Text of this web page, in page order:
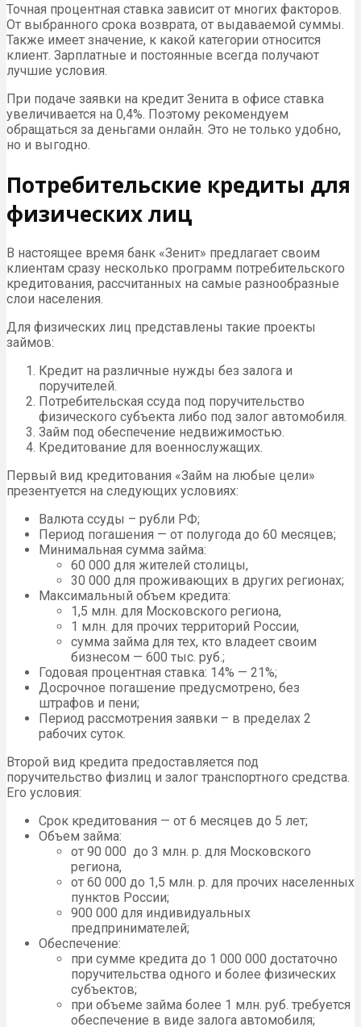
Точная процентная ставка зависит от многих факторов.
От выбранного срока возврата, от выдаваемой суммы.
Также имеет значение, к какой категории относится
клиент. Зарплатные и постоянные всегда получают
лучшие условия.
При подаче заявки на кредит Зенита в офисе ставка
увеличивается на 0,4%. Поэтому рекомендуем
обращаться за деньгами онлайн. Это не только удобно,
но и выгодно.
Потребительские кредиты для
физических лиц
В настоящее время банк «Зенит» предлагает своим
клиентам сразу несколько программ потребительского
кредитования, рассчитанных на самые разнообразные
слои населения.
Для физических лиц представлены такие проекты
займов:
Кредит на различные нужды без залога и
поручителей.
Потребительская ссуда под поручительство
физического субъекта либо под залог автомобиля.
Займ под обеспечение недвижимостью.
Кредитование для военнослужащих.
Первый вид кредитования «Займ на любые цели»
презентуется на следующих условиях:
Валюта ссуды – рубли РФ;
Период погашения — от полугода до 60 месяцев;
Минимальная сумма займа:
60 000 для жителей столицы,
30 000 для проживающих в других регионах;
Максимальный объем кредита:
1,5 млн. для Московского региона,
1 млн. для прочих территорий России,
сумма займа для тех, кто владеет своим
бизнесом — 600 тыс. руб.;
Годовая процентная ставка: 14% — 21%;
Досрочное погашение предусмотрено, без
штрафов и пени;
Период рассмотрения заявки – в пределах 2
рабочих суток.
Второй вид кредита предоставляется под
поручительство физлиц и залог транспортного средства.
Его условия:
Срок кредитования — от 6 месяцев до 5 лет;
Объем займа:
от 90 000 до 3 млн. р. для Московского
региона,
от 60 000 до 1,5 млн. р. для прочих населенных
пунктов России;
900 000 для индивидуальных
предпринимателей;
Обеспечение:
при сумме кредита до 1 000 000 достаточно
поручительства одного и более физических
субъектов;
при объеме займа более 1 млн. руб. требуется
обеспечение в виде залога автомобиля;